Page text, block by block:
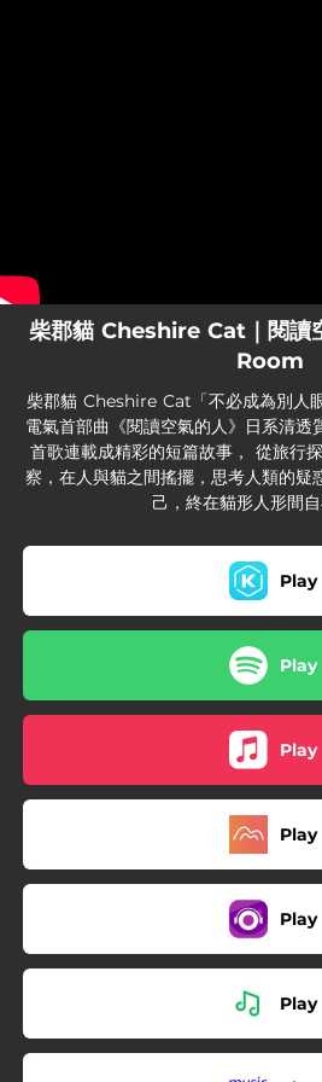
柴郡貓 Cheshire Cat｜閱讀
Room
柴郡貓 Cheshire Cat「不必成為別人
電氣首部曲《閱讀空氣的人》日系清透
首歌連載成精彩的短篇故事， 從旅行
察，在人與貓之間搖擺，思考人類的疑
己，終在貓形人形間自
Play
Play
Play
Play
Play
Play